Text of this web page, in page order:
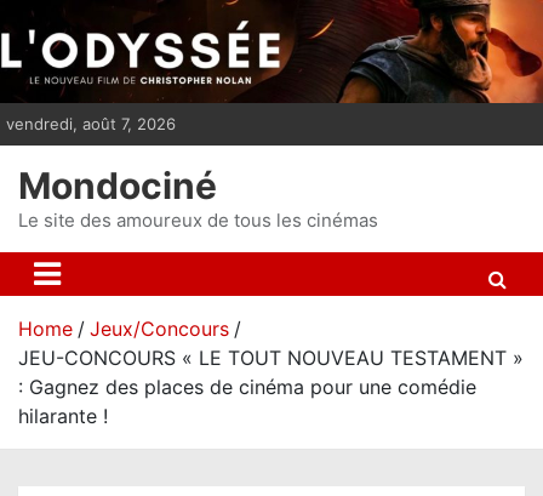
i
p
n
vendredi, août 7, 2026
Mondociné
Le site des amoureux de tous les cinémas
Home
Jeux/Concours
JEU-CONCOURS « LE TOUT NOUVEAU TESTAMENT »
: Gagnez des places de cinéma pour une comédie
hilarante !